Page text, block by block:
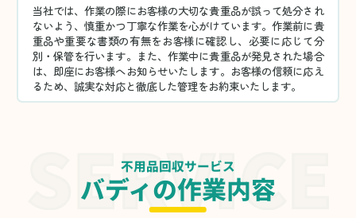
当社では、作業の際にお客様の大切な貴重品が誤って処分され
ないよう、慎重かつ丁寧な作業を心がけています。作業前に貴
重品や重要な書類の有無をお客様に確認し、必要に応じて分
別・保管を行います。また、作業中に貴重品が発見された場合
は、即座にお客様へお知らせいたします。お客様の信頼に応え
るため、誠実な対応と徹底した管理をお約束いたします。
不用品回収サービス
バディの作業内容